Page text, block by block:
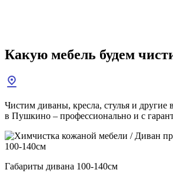
Какую мебель будем
Чистим диваны, кресла, стулья и другие
в Пушкино – профессионально и с
100-140см
Габариты дивана 100-140см